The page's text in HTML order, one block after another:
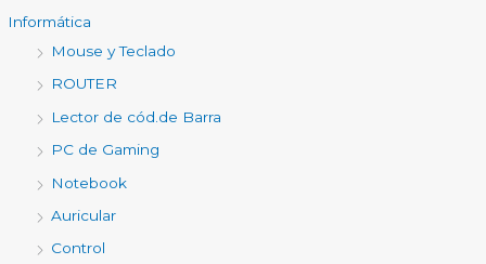
Informática
Mouse y Teclado
ROUTER
Lector de cód.de Barra
PC de Gaming
Notebook
Auricular
Control